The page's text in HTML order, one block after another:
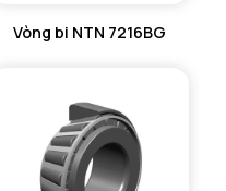
Vòng bi NTN 7216BG